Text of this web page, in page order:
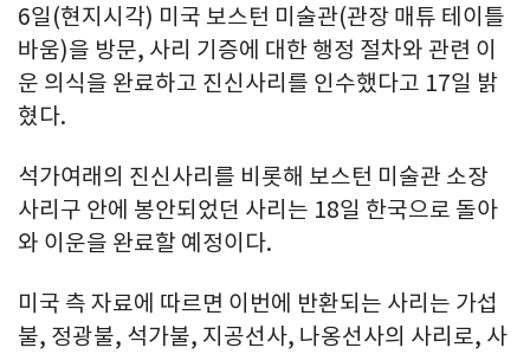
6일(현지시각) 미국 보스턴 미술관(관장 매튜 테이틀
바움)을 방문, 사리 기증에 대한 행정 절차와 관련 이
운 의식을 완료하고 진신사리를 인수했다고 17일 밝
혔다.
석가여래의 진신사리를 비롯해 보스턴 미술관 소장
사리구 안에 봉안되었던 사리는 18일 한국으로 돌아
와 이운을 완료할 예정이다.
미국 측 자료에 따르면 이번에 반환되는 사리는 가섭
불, 정광불, 석가불, 지공선사, 나옹선사의 사리로, 사